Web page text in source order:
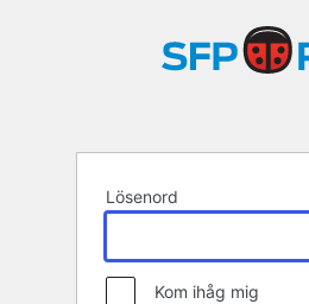
Lösenord
Kom ihåg mig